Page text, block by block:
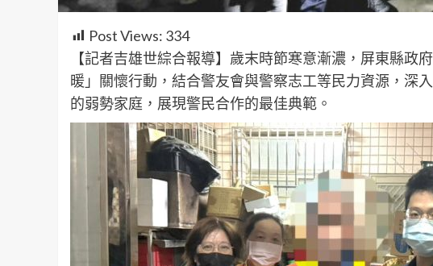
Post Views: 334
【記者吉雄世綜合報導】歲末時節寒意漸濃，屏東縣政
暖」關懷行動，結合警友會與警察志工等民力資源，深
的弱勢家庭，展現警民合作的最佳典範。